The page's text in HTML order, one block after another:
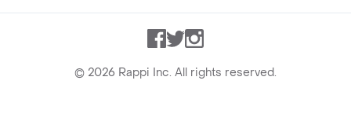
Facebook
TwitterInstagram
© 2026 Rappi Inc. All rights reserved.